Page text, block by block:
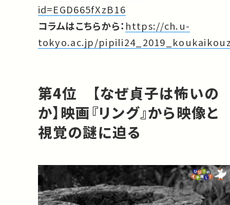
id=EGD665fXzB16
コラムはこちらから： https://ch.u-
tokyo.ac.jp/
第4位 【なぜ貞子は怖いの
か】映画『リング』から映像と
視覚の謎に迫る